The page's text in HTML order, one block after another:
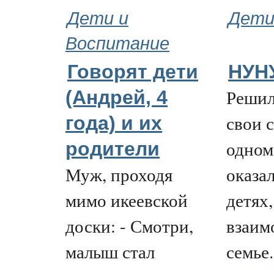
Дети и
Воспитание
Говорят дети
(Андрей, 4
года) и их
родители
Муж, проходя
мимо икеевской
доски: - Смотри,
малыш стал
свои